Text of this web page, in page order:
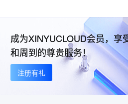
成为XINYUCLOUD会员，享
和周到的尊贵服务！
注册有礼